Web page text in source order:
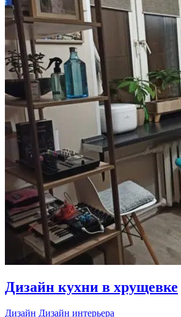
Дизайн кухни в хрущевке
Дизайн Дизайн интерьера